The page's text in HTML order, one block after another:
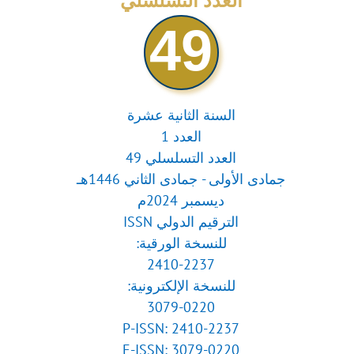
49
السنة الثانية عشرة
العدد 1
العدد التسلسلي 49
جمادى الأولى - جمادى الثاني 1446هـ
ديسمبر 2024م
الترقيم الدولي ISSN
للنسخة الورقية:
2410-2237
للنسخة الإلكترونية:
3079-0220
P-ISSN: 2410-2237
E-ISSN: 3079-0220